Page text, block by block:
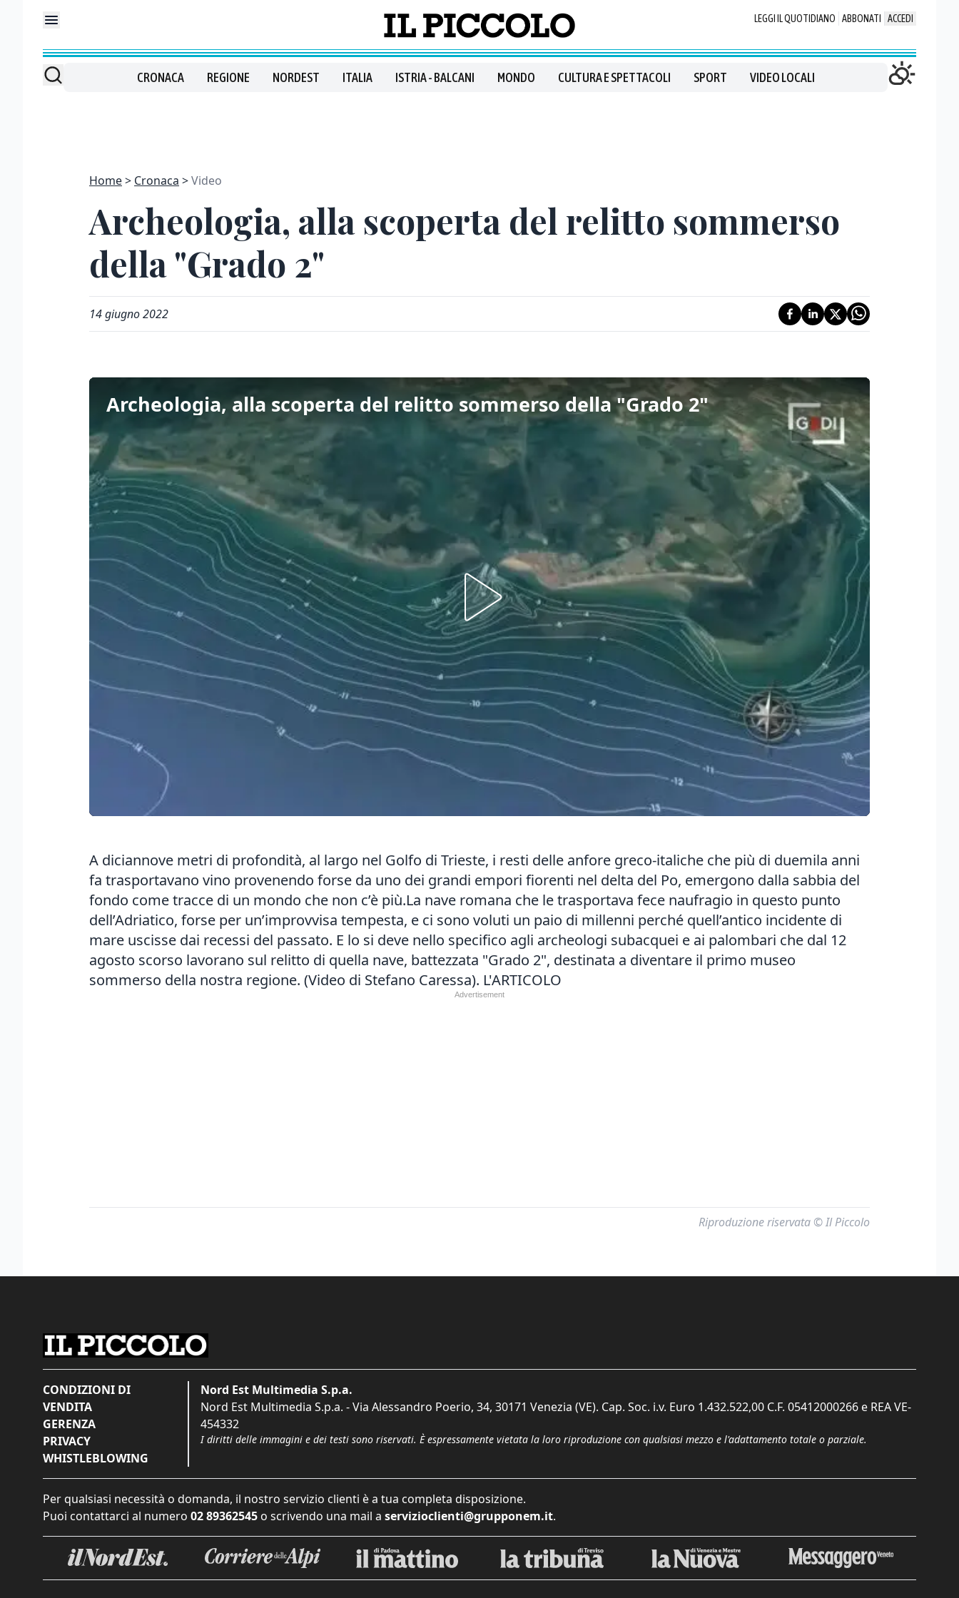
LEGGI IL QUOTIDIANO ABBONATI ACCEDI
CRONACA REGIONE NORDEST ITALIA ISTRIA - BALCANI MONDO CULTURA E SPETTACOLI SPORT VIDEO LOCALI
Home Cronaca Video
Archeologia, alla scoperta del relitto sommerso
della "Grado 2"
14 giugno 2022
Archeologia, alla scoperta del relitto sommerso della "Grado 2"
A diciannove metri di profondità, al largo nel Golfo di Trieste, i resti delle anfore greco-italiche che più di duemila anni
fa trasportavano vino provenendo forse da uno dei grandi empori fiorenti nel delta del Po, emergono dalla sabbia del
fondo come tracce di un mondo che non c’è più.La nave romana che le trasportava fece naufragio in questo punto
dell’Adriatico, forse per un’improvvisa tempesta, e ci sono voluti un paio di millenni perché quell’antico incidente di
mare uscisse dai recessi del passato. E lo si deve nello specifico agli archeologi subacquei e ai palombari che dal 12
agosto scorso lavorano sul relitto di quella nave, battezzata "Grado 2", destinata a diventare il primo museo
sommerso della nostra regione. (Video di Stefano Caressa). L'ARTICOLO
Riproduzione riservata © Il Piccolo
CONDIZIONI DI
VENDITA
GERENZA
PRIVACY
WHISTLEBLOWING
Nord Est Multimedia S.p.a.
Nord Est Multimedia S.p.a. - Via Alessandro Poerio, 34, 30171 Venezia (VE). Cap. Soc. i.v. Euro 1.432.522,00 C.F. 05412000266 e REA VE-
454332
I diritti delle immagini e dei testi sono riservati. È espressamente vietata la loro riproduzione con qualsiasi mezzo e l'adattamento totale o parziale.
Per qualsiasi necessità o domanda, il nostro servizio clienti è a tua completa disposizione.
Puoi contattarci al numero 02 89362545 o scrivendo una mail a servizioclienti@grupponem.it.